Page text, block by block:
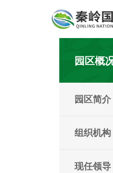
园区概
园区简介
组织机构
现任领导